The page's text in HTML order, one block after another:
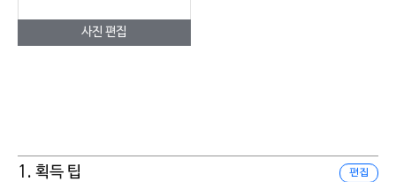
사진 편집
1. 획득 팁 편집